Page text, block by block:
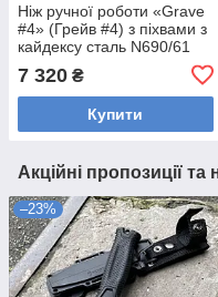
Ніж ручної роботи «Grave
#4» (Грейв #4) з піхвами з
кайдексу сталь N690/61
7 320 ₴
Купити
Акційні пропозиції та
–23%